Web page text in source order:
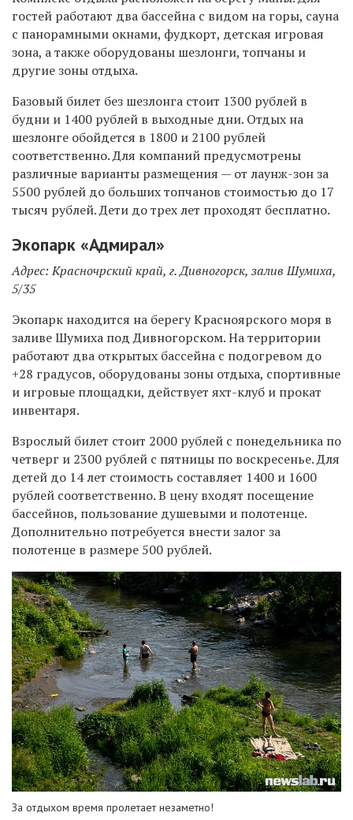
гостей работают два бассейна с видом на горы, сауна
с панорамными окнами, фудкорт, детская игровая
зона, а также оборудованы шезлонги, топчаны и
другие зоны отдыха.
Базовый билет без шезлонга стоит 1300 рублей в
будни и 1400 рублей в выходные дни. Отдых на
шезлонге обойдется в 1800 и 2100 рублей
соответственно. Для компаний предусмотрены
различные варианты размещения — от лаунж-зон за
5500 рублей до больших топчанов стоимостью до 17
тысяч рублей. Дети до трех лет проходят бесплатно.
Экопарк «Адмирал»
Адрес: Красночрский край, г. Дивногорск, залив Шумиха,
5/35
Экопарк находится на берегу Красноярского моря в
заливе Шумиха под Дивногорском. На территории
работают два открытых бассейна с подогревом до
+28 градусов, оборудованы зоны отдыха, спортивные
и игровые площадки, действует яхт-клуб и прокат
инвентаря.
Взрослый билет стоит 2000 рублей с понедельника по
четверг и 2300 рублей с пятницы по воскресенье. Для
детей до 14 лет стоимость составляет 1400 и 1600
рублей соответственно. В цену входят посещение
бассейнов, пользование душевыми и полотенце.
Дополнительно потребуется внести залог за
полотенце в размере 500 рублей.
За отдыхом время пролетает незаметно!